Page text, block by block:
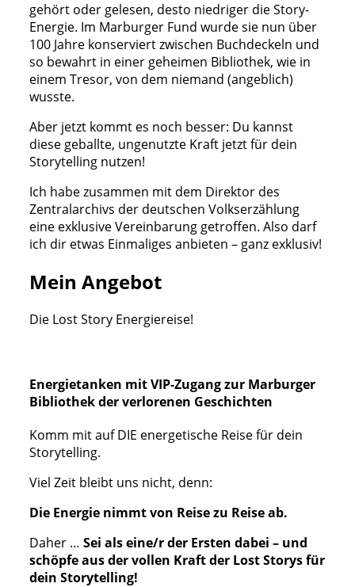
gehört oder gelesen, desto niedriger die Story-
Energie. Im Marburger Fund wurde sie nun über
100 Jahre konserviert zwischen Buchdeckeln und
so bewahrt in einer geheimen Bibliothek, wie in
einem Tresor, von dem niemand (angeblich)
wusste.
Aber jetzt kommt es noch besser: Du kannst
diese geballte, ungenutzte Kraft jetzt für dein
Storytelling nutzen!
Ich habe zusammen mit dem Direktor des
Zentralarchivs der deutschen Volkserzählung
eine exklusive Vereinbarung getroffen. Also darf
ich dir etwas Einmaliges anbieten – ganz exklusiv!
Mein Angebot
Die Lost Story Energiereise!
Energietanken mit VIP-Zugang zur Marburger
Bibliothek der verlorenen Geschichten
Komm mit auf DIE energetische Reise für dein
Storytelling.
Viel Zeit bleibt uns nicht, denn:
Die Energie nimmt von Reise zu Reise ab.
Daher … Sei als eine/r der Ersten dabei – und
schöpfe aus der vollen Kraft der Lost Storys für
dein Storytelling!